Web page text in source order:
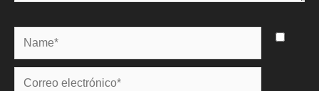
Name*
Correo